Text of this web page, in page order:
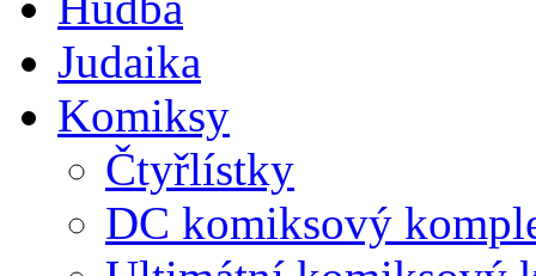
Judaika
Komiksy
Čtyřlístky
DC komiksový